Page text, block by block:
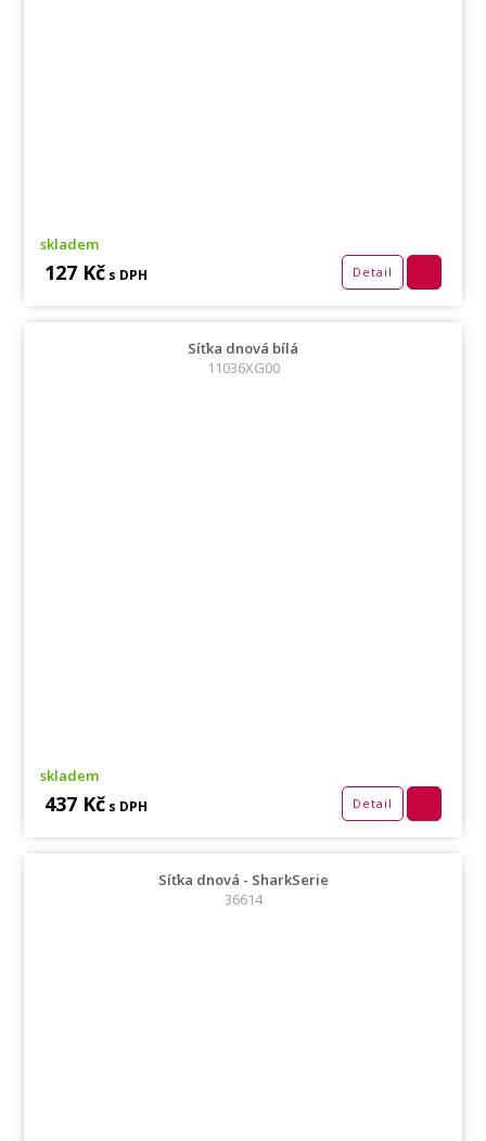
skladem
127 Kč s DPH Detail
Síťka dnová bílá
11036XG00
skladem
437 Kč s DPH Detail
Síťka dnová - SharkSerie
36614